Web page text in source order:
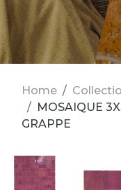
Home
MOSAIQUE
GRAPPE